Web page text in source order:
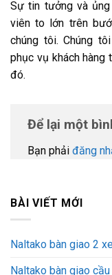
Sự tin tưởng và
viên to lớn trên
chúng tôi. Chúng
phục vụ khách
đó.
Để lại một
Bạn phải đăng
BÀI VIẾT MỚI
Naltako bàn giao 2
Naltako bàn giao